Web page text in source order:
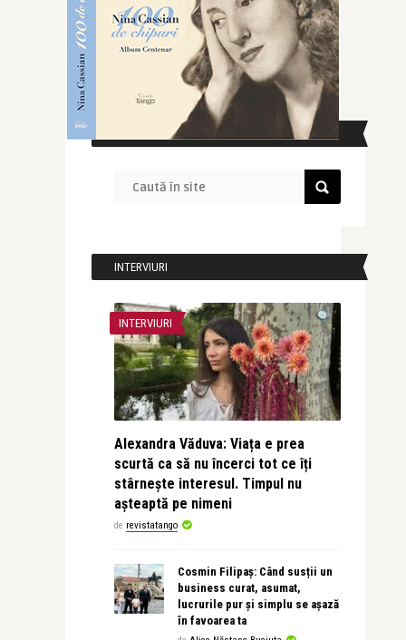
CAUTĂ ÎN SITE
INTERVIURI
INTERVIURI
Alexandra Văduva: Viața e prea
scurtă ca să nu încerci tot ce îți
stârnește interesul. Timpul nu
așteaptă pe nimeni
de revistatango
Cosmin Filipaș: Când susții un
business curat, asumat,
lucrurile pur și simplu se așază
în favoarea ta